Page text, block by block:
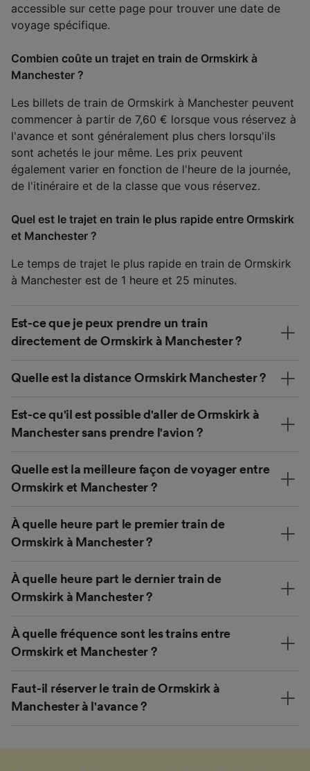
accessible sur cette page pour trouver une date de
voyage spécifique.
Combien coûte un trajet en train de Ormskirk à
Manchester ?
Les billets de train de Ormskirk à Manchester peuvent
commencer à partir de 7,60 € lorsque vous réservez à
l'avance et sont généralement plus chers lorsqu'ils
sont achetés le jour même. Les prix peuvent
également varier en fonction de l'heure de la journée,
de l'itinéraire et de la classe que vous réservez.
Quel est le trajet en train le plus rapide entre Ormskirk
et Manchester ?
Le temps de trajet le plus rapide en train de Ormskirk
à Manchester est de 1 heure et 25 minutes.
Est-ce que je peux prendre un train
directement de Ormskirk à Manchester ?
Quelle est la distance Ormskirk Manchester ?
Est-ce qu'il est possible d'aller de Ormskirk à
Manchester sans prendre l'avion ?
Quelle est la meilleure façon de voyager entre
Ormskirk et Manchester ?
À quelle heure part le premier train de
Ormskirk à Manchester ?
À quelle heure part le dernier train de
Ormskirk à Manchester ?
À quelle fréquence sont les trains entre
Ormskirk et Manchester ?
Faut-il réserver le train de Ormskirk à
Manchester à l'avance ?